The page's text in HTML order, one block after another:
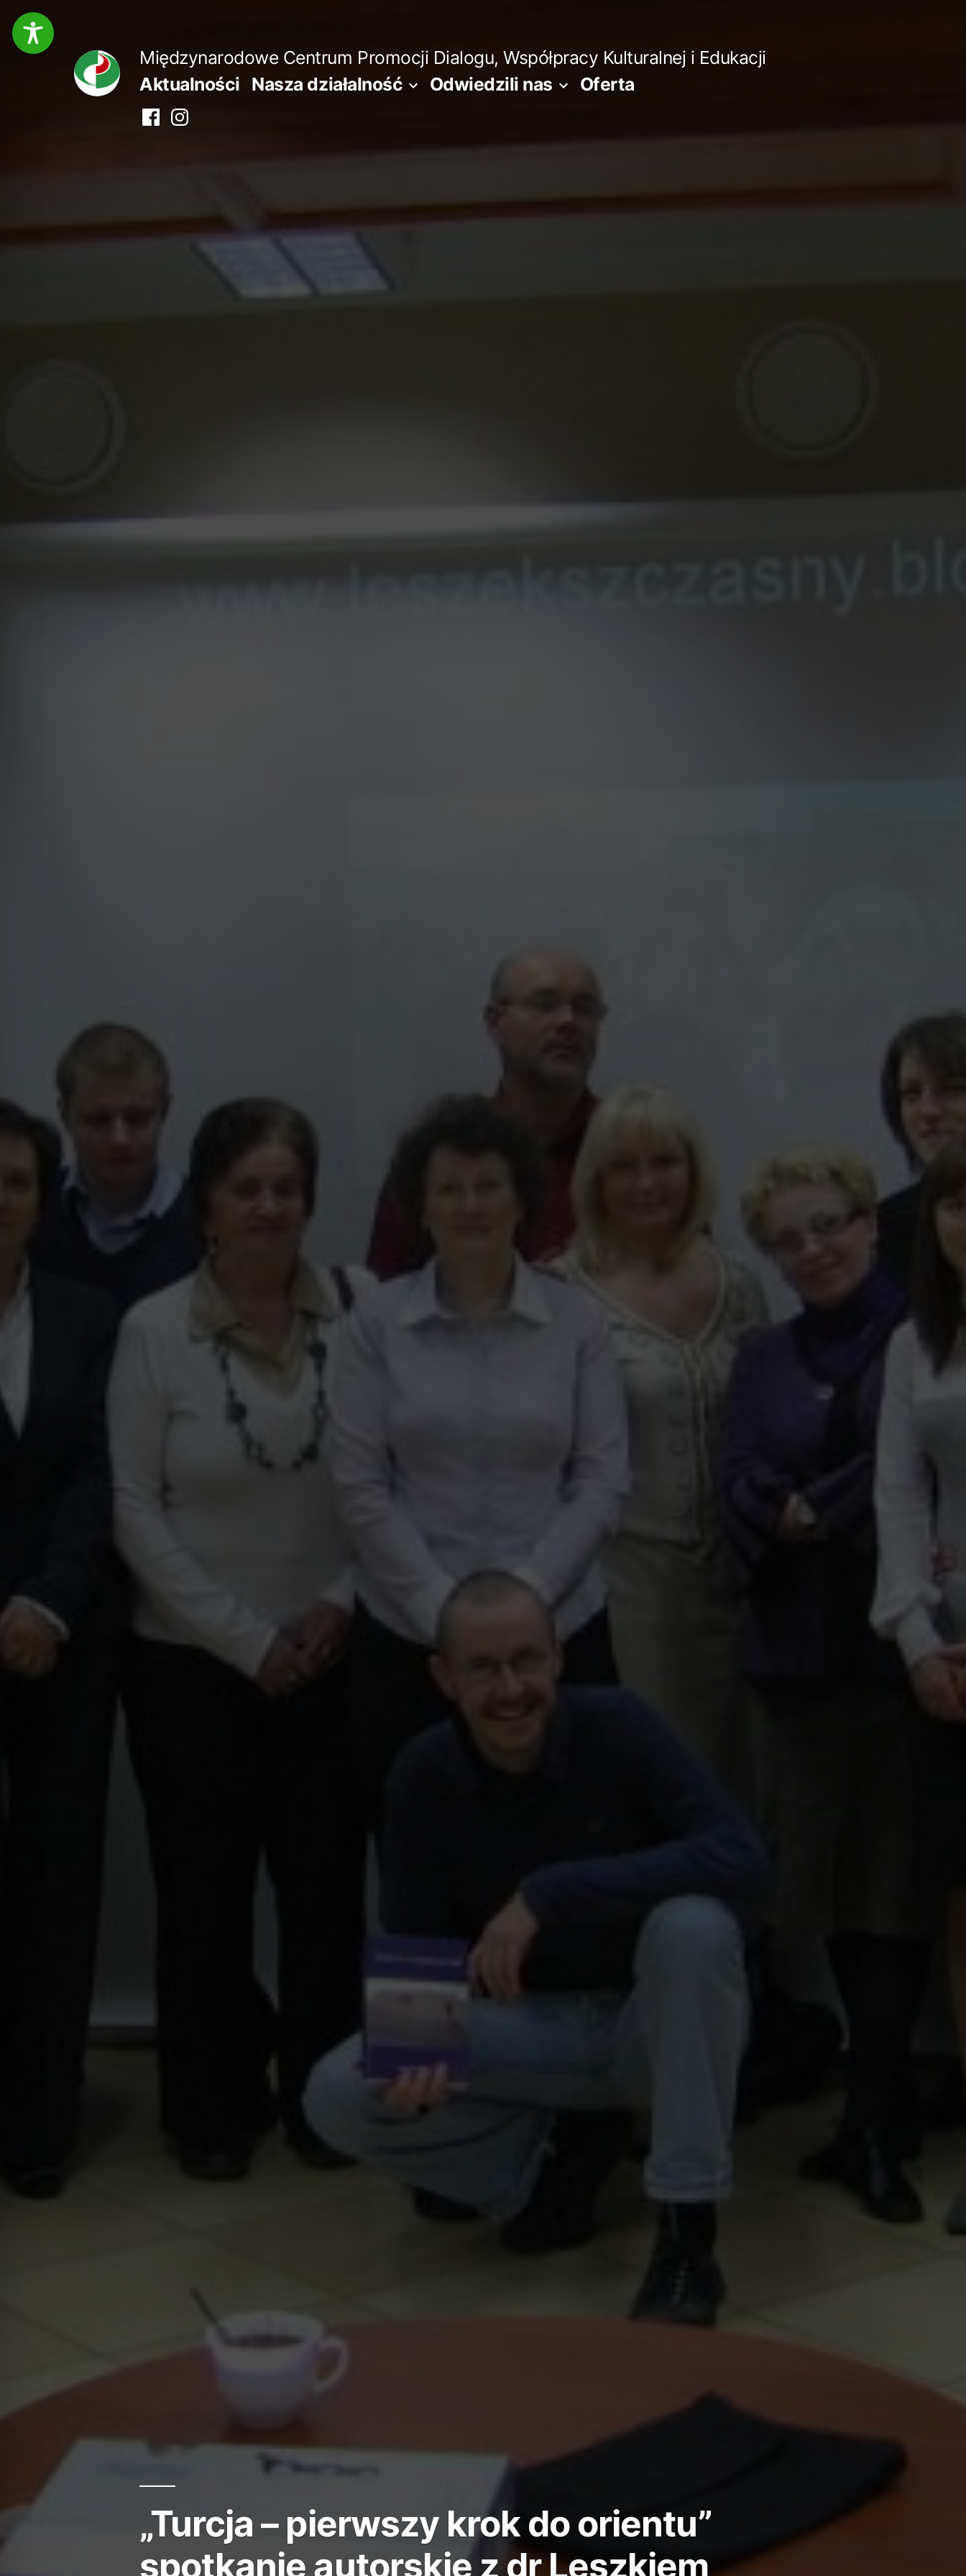
Przejdź
do
Międzynarodowe Centrum Promocji Dialogu, Współpracy Kulturalnej i Edukacji
Aktualności Nasza działalność Odwiedzili nas Oferta
FacebookInstagram
„Turcja – pierwszy krok do orientu”
spotkanie autorskie z dr Leszkiem